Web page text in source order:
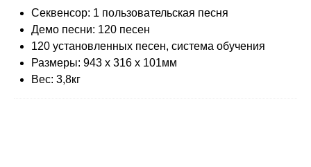
Секвенсор: 1 пользовательская песня
Демо песни: 120 песен
120 установленных песен, система обучения
Размеры: 943 х 316 х 101мм
Вес: 3,8кг